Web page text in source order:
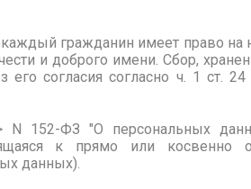
гражданин имеет право на
и доброго имени. Сбор,
согласия согласно ч. 1 ст.
N 152-ФЗ "О персональных
к прямо или косвенно
данных).